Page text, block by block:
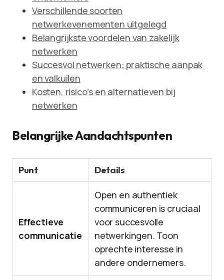
Verschillende soorten
netwerkevenementen uitgelegd
Belangrijkste voordelen van zakelijk
netwerken
Succesvol netwerken: praktische aanpak
en valkuilen
Kosten, risico’s en alternatieven bij
netwerken
Belangrijke Aandachtspunten
Punt Details
Effectieve
communicatie
Open en authentiek
communiceren is cruciaal
voor succesvolle
netwerkingen. Toon
oprechte interesse in
andere ondernemers.